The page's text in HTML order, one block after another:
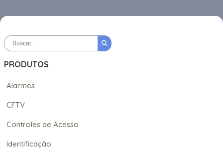
PRODUTOS
Alarmes
CFTV
Controles de Acesso
Identificação